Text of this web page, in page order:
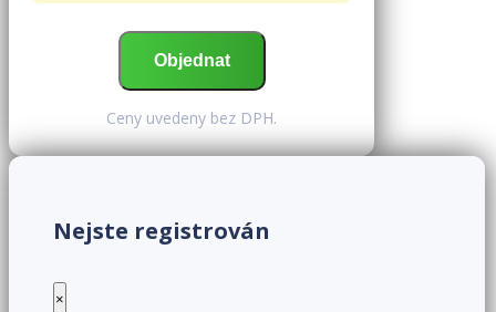
Ceny uvedeny bez DPH.
Nejste registrován
×